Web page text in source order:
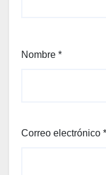
Nombre *
Correo electrónico *